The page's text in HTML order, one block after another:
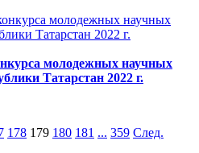
молодежных научных
Татарстан 2022 г.
178 179 180 181 ... 359 След.